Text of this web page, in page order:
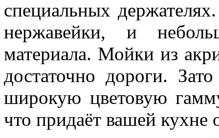
специальных
нержавейки, и
материала. Мойки из
достаточно дороги.
широкую цветовую
что придаёт вашей кухне